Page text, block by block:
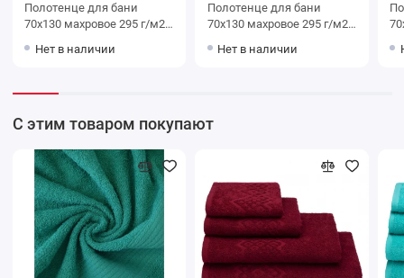
Полотенце для бани
70х130 махровое 295 г/м2
мануфактура
Нет в наличии
Полотенце для бани
70х130 махровое 295 г/м2
мануфактура
Нет в наличии
70х130
С этим товаром покупают